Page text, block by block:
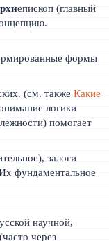
епископ (главный
формы
(см. такжеКакие
логики
помогает
залоги
фундаментальное
научной,
через